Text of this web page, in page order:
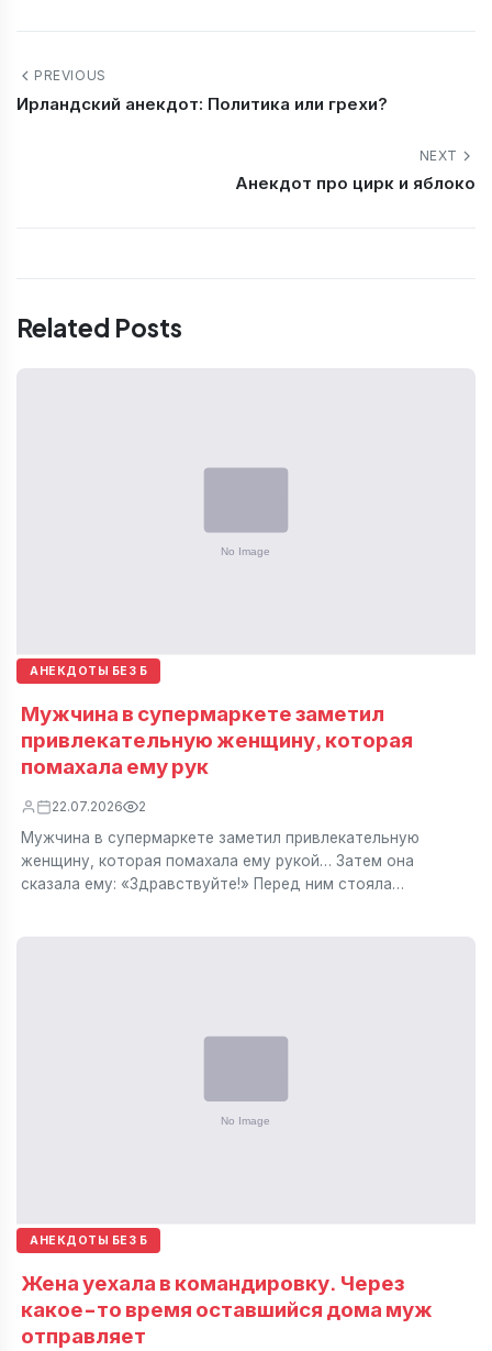
PREVIOUS
Ирландский анекдот: Политика или грехи?
NEXT
Анекдот про цирк и яблоко
Related Posts
АНЕКДОТЫ БЕЗ Б
Мужчина в супермаркете заметил
привлекательную женщину, которая
помахала ему рук
22.07.2026 2
Мужчина в супермаркете заметил привлекательную
женщину, которая помахала ему рукой… Затем она
сказала ему: «Здравствуйте!» Перед ним стояла…
АНЕКДОТЫ БЕЗ Б
Жена уехала в командировку. Через
какое-то время оставшийся дома муж
отправляет